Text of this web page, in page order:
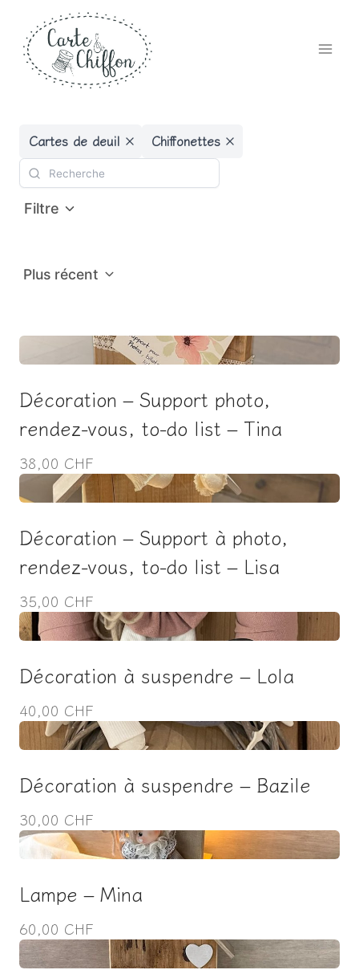
contenu
Cartes de deuil Chiffonettes
Filtre
Plus récent
Décoration – Support photo,
rendez-vous, to-do list – Tina
38,00 CHF
Décoration – Support à photo,
rendez-vous, to-do list – Lisa
35,00 CHF
Décoration à suspendre – Lola
40,00 CHF
Décoration à suspendre – Bazile
30,00 CHF
Lampe – Mina
60,00 CHF